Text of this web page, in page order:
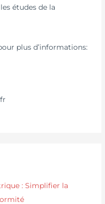
études de la
plus d’informations:
: Simplifier la